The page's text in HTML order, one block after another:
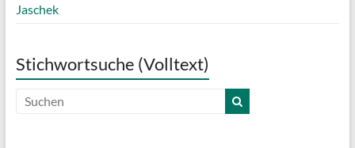
Jaschek
Stichwortsuche (Volltext)